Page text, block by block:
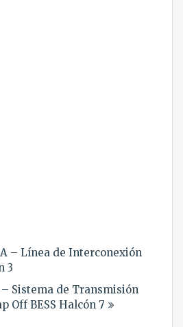
– Línea de Interconexión
3
– Sistema de Transmisión
Off BESS Halcón 7